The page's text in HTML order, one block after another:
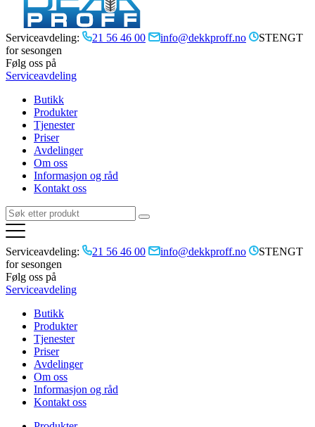
Serviceavdeling: 21 56 46 00 info@dekkproff.no
STENGT
for sesongen
Følg oss på
Serviceavdeling
Butikk
Produkter
Tjenester
Priser
Avdelinger
Om oss
Informasjon og råd
Kontakt oss
Serviceavdeling: 21 56 46 00 info@dekkproff.no
STENGT
for sesongen
Følg oss på
Serviceavdeling
Butikk
Produkter
Tjenester
Priser
Avdelinger
Om oss
Informasjon og råd
Kontakt oss